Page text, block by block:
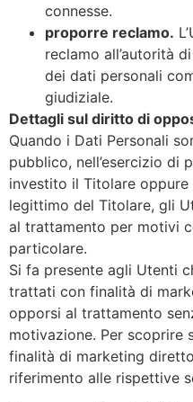
connesse.
proporre reclamo.
reclamo all’autorità
dei dati personali
giudiziale.
Dettagli sul diritto di
Quando i Dati Personali
pubblico, nell’esercizio di
investito il Titolare oppure
legittimo del Titolare, gli
al trattamento per motivi
particolare.
Si fa presente agli Utenti
trattati con finalità di
opporsi al trattamento
motivazione. Per
finalità di marketing
riferimento alle rispettive